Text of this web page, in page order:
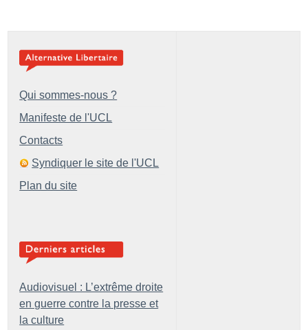
Qui sommes-nous ?
Manifeste de l'UCL
Contacts
Syndiquer le site de l'UCL
Plan du site
Audiovisuel : L’extrême droite
en guerre contre la presse et
la culture